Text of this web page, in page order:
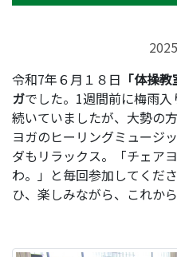
令和7年６月１８日 「体操
ガでした。1週間前に梅雨
続いていましたが、大勢の
ヨガのヒーリングミュージ
ダもリラックス。「チェア
わ。」と毎回参加してくだ
ひ、楽しみながら、これか